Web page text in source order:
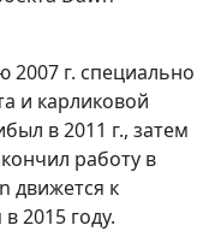
г. специально
и карликовой
в 2011 г., затем
работу в
движется к
2015 году.